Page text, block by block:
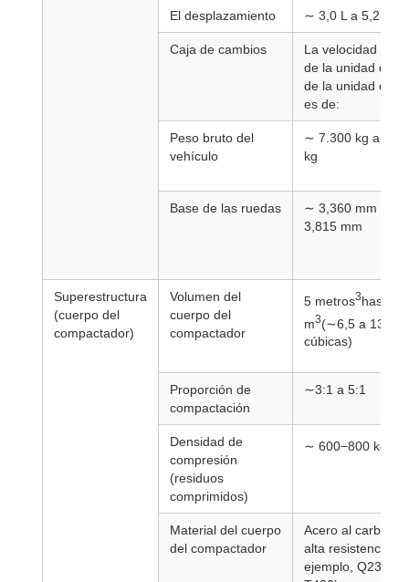
El desplazamiento ∼ 3,0 L a 5,2 L
Caja de cambios
La velocidad
de la unidad de
de la unidad de
es de:
Peso bruto del
vehículo
∼ 7.300 kg a
kg
Base de las ruedas
∼ 3,360 mm
3,815 mm
Superestructura
(cuerpo del
compactador)
Volumen del
cuerpo del
compactador
5 metros3hasta
m3(∼6,5 a 13
cúbicas)
Proporción de
compactación
∼3:1 a 5:1
Densidad de
compresión
(residuos
comprimidos)
∼ 600−800 kg/m
Material del cuerpo
del compactador
Acero al carbono
alta resistencia
ejemplo, Q235,